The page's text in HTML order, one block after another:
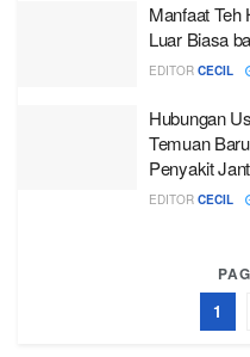
Manfaat Teh
Luar Biasa
EDITOR CECIL
Hubungan
Temuan
Penyakit
EDITOR CECIL
1